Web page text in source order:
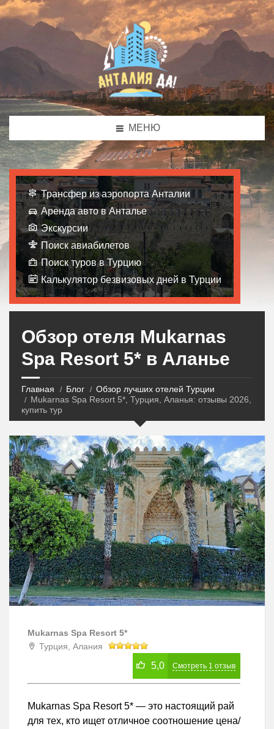
МЕНЮ
Трансфер из аэропорта Анталии
Аренда авто в Анталье
Экскурсии
Поиск авиабилетов
Поиск туров в Турцию
Калькулятор безвизовых дней в Турции
Обзор отеля Mukarnas
Spa Resort 5* в Аланье
Главная Блог
Обзор лучших отелей Турции
Mukarnas Spa Resort 5*, Турция, Аланья: отзывы 2026,
купить тур
Mukarnas Spa Resort 5*
Турция, Алания
5,0 Смотреть 1 отзыв
Mukarnas Spa Resort 5* — это настоящий рай
для тех, кто ищет отличное соотношение цена/